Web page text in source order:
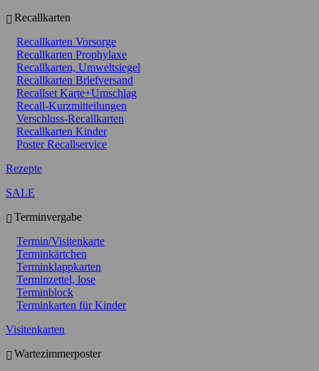
Recallkarten
Recallkarten Vorsorge
Recallkarten Prophylaxe
Recallkarten, Umweltsiegel
Recallkarten Briefversand
Recallset Karte+Umschlag
Recall-Kurzmitteilungen
Verschluss-Recallkarten
Recallkarten Kinder
Poster Recallservice
Rezepte
SALE
Terminvergabe
Termin/Visitenkarte
Terminkärtchen
Terminklappkarten
Terminzettel, lose
Terminblock
Terminkarten für Kinder
Visitenkarten
Wartezimmerposter